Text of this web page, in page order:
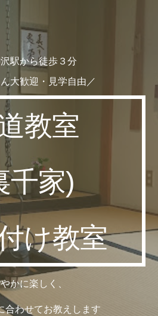
駅から徒歩３分
大歓迎・見学自由／
教室
千家)
け教室
かに楽しく、
合わせてお教えします